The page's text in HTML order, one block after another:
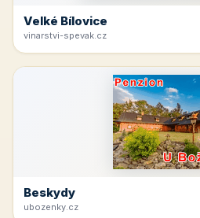
Velké Bílovice
vinarstvi-spevak.cz
Beskydy
ubozenky.cz